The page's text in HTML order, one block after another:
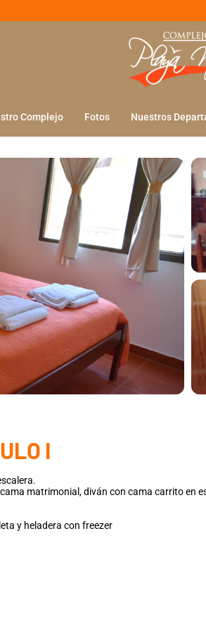
Complejo Fotos Nuestros
I
matrimonial, diván con cama carrito en
y heladera con freezer